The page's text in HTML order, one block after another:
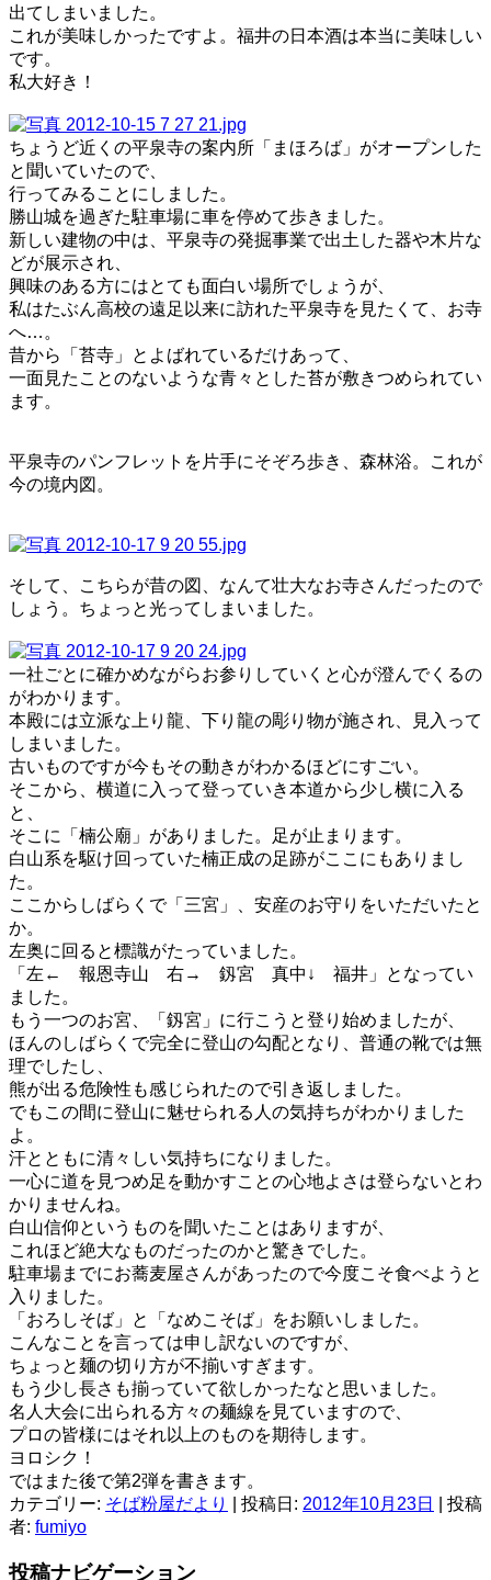
出てしまいました。
これが美味しかったですよ。福井の日本酒は本当に美味しい
です。
私大好き！
ちょうど近くの平泉寺の案内所「まほろば」がオープンした
と聞いていたので、
行ってみることにしました。
勝山城を過ぎた駐車場に車を停めて歩きました。
新しい建物の中は、平泉寺の発掘事業で出土した器や木片な
どが展示され、
興味のある方にはとても面白い場所でしょうが、
私はたぶん高校の遠足以来に訪れた平泉寺を見たくて、お寺
へ…。
昔から「苔寺」とよばれているだけあって、
一面見たことのないような青々とした苔が敷きつめられてい
ます。
平泉寺のパンフレットを片手にそぞろ歩き、森林浴。これが
今の境内図。
そして、こちらが昔の図、なんて壮大なお寺さんだったので
しょう。ちょっと光ってしまいました。
一社ごとに確かめながらお参りしていくと心が澄んでくるの
がわかります。
本殿には立派な上り龍、下り龍の彫り物が施され、見入って
しまいました。
古いものですが今もその動きがわかるほどにすごい。
そこから、横道に入って登っていき本道から少し横に入る
と、
そこに「楠公廟」がありました。足が止まります。
白山系を駆け回っていた楠正成の足跡がここにもありまし
た。
ここからしばらくで「三宮」、安産のお守りをいただいたと
か。
左奥に回ると標識がたっていました。
「左← 報恩寺山 右→ 釼宮 真中↓ 福井」となってい
ました。
もう一つのお宮、「釼宮」に行こうと登り始めましたが、
ほんのしばらくで完全に登山の勾配となり、普通の靴では無
理でしたし、
熊が出る危険性も感じられたので引き返しました。
でもこの間に登山に魅せられる人の気持ちがわかりました
よ。
汗とともに清々しい気持ちになりました。
一心に道を見つめ足を動かすことの心地よさは登らないとわ
かりませんね。
白山信仰というものを聞いたことはありますが、
これほど絶大なものだったのかと驚きでした。
駐車場までにお蕎麦屋さんがあったので今度こそ食べようと
入りました。
「おろしそば」と「なめこそば」をお願いしました。
こんなことを言っては申し訳ないのですが、
ちょっと麺の切り方が不揃いすぎます。
もう少し長さも揃っていて欲しかったなと思いました。
名人大会に出られる方々の麺線を見ていますので、
プロの皆様にはそれ以上のものを期待します。
ヨロシク！
ではまた後で第2弾を書きます。
カテゴリー: そば粉屋だより | 投稿日: 2012年10月23日
投稿
者: fumiyo
投稿ナビゲーション